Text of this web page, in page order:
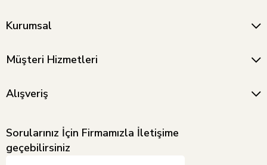
Kurumsal
Müşteri Hizmetleri
Alışveriş
Sorularınız İçin Firmamızla İletişime
geçebilirsiniz